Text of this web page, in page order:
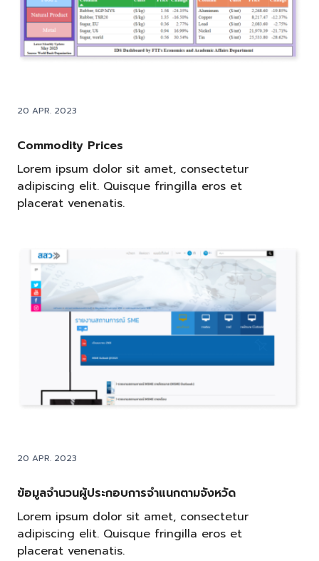
20 APR. 2023
Commodity Prices
Lorem ipsum dolor sit amet, consectetur
adipiscing elit. Quisque fringilla eros et
placerat venenatis.
20 APR. 2023
ข้อมูลจำนวนผู้ประกอบการจำแนกตามจังหวัด
Lorem ipsum dolor sit amet, consectetur
adipiscing elit. Quisque fringilla eros et
placerat venenatis.